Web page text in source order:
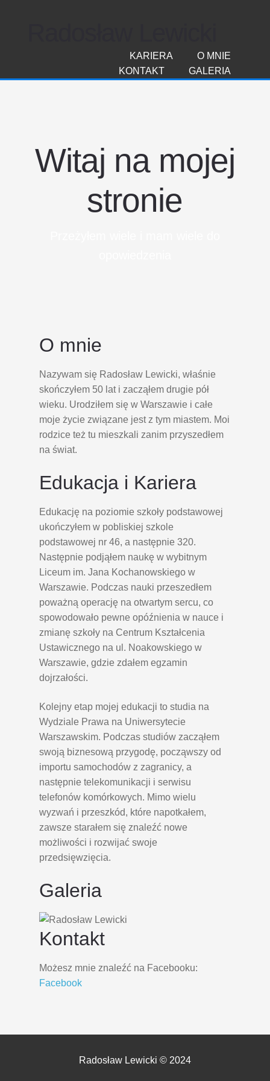
O MNIE
KARIERA
GALERIA
KONTAKT
Witaj na mojej
stronie
O mnie
Nazywam się Radosław Lewicki, właśnie
skończyłem 50 lat i zacząłem drugie pół
wieku. Urodziłem się w Warszawie i całe
moje życie związane jest z tym miastem. Moi
rodzice też tu mieszkali zanim przyszedłem
na świat.
Edukacja i Kariera
Edukację na poziomie szkoły podstawowej
ukończyłem w pobliskiej szkole
podstawowej nr 46, a następnie 320.
Następnie podjąłem naukę w wybitnym
Liceum im. Jana Kochanowskiego w
Warszawie. Podczas nauki przeszedłem
poważną operację na otwartym sercu, co
spowodowało pewne opóźnienia w nauce i
zmianę szkoły na Centrum Kształcenia
Ustawicznego na ul. Noakowskiego w
Warszawie, gdzie zdałem egzamin
dojrzałości.
Kolejny etap mojej edukacji to studia na
Wydziale Prawa na Uniwersytecie
Warszawskim. Podczas studiów zacząłem
swoją biznesową przygodę, począwszy od
importu samochodów z zagranicy, a
następnie telekomunikacji i serwisu
telefonów komórkowych. Mimo wielu
wyzwań i przeszkód, które napotkałem,
zawsze starałem się znaleźć nowe
możliwości i rozwijać swoje
przedsięwzięcia.
Galeria
Kontakt
Możesz mnie znaleźć na Facebooku:
Facebook
Radosław Lewicki © 2024